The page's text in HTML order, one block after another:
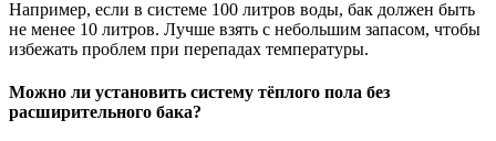
Например, если в системе 100 литров воды, бак должен быть
не менее 10 литров. Лучше взять с небольшим запасом, чтобы
избежать проблем при перепадах температуры.
Можно ли установить систему тёплого пола без
расширительного бака?